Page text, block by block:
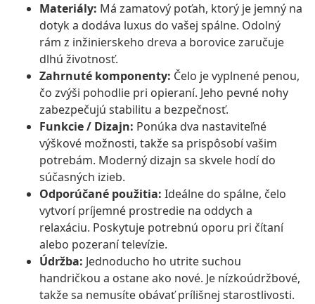
Materiály: Má zamatový poťah, ktorý je jemný na
dotyk a dodáva luxus do vašej spálne. Odolný
rám z inžinierskeho dreva a borovice zaručuje
dlhú životnosť.
Zahrnuté komponenty: Čelo je vyplnené penou,
čo zvýši pohodlie pri opieraní. Jeho pevné nohy
zabezpečujú stabilitu a bezpečnosť.
Funkcie / Dizajn: Ponúka dva nastaviteľné
výškové možnosti, takže sa prispôsobí vašim
potrebám. Moderný dizajn sa skvele hodí do
súčasných izieb.
Odporúčané použitia: Ideálne do spálne, čelo
vytvorí príjemné prostredie na oddych a
relaxáciu. Poskytuje potrebnú oporu pri čítaní
alebo pozeraní televízie.
Údržba: Jednoducho ho utrite suchou
handričkou a ostane ako nové. Je nízkoúdržbové,
takže sa nemusíte obávať prílišnej starostlivosti.